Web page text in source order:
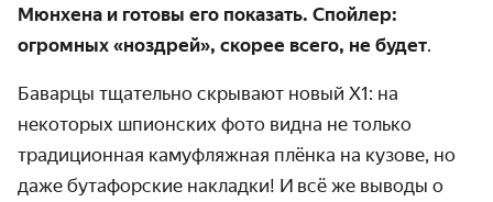
Мюнхена и готовы его показать. Спойлер:
огромных «ноздрей», скорее всего, не будет.
Баварцы тщательно скрывают новый Х1: на
некоторых шпионских фото видна не только
традици­онная камуфляжная плёнка на кузове, но
даже бутафорские накладки! И всё же выводы о